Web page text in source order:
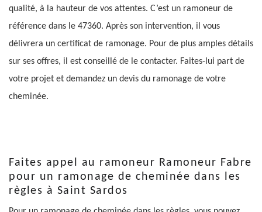
qualité, à la hauteur de vos attentes. C’est un ramoneur de
référence dans le 47360. Après son intervention, il vous
délivrera un certificat de ramonage. Pour de plus amples détails
sur ses offres, il est conseillé de le contacter. Faites-lui part de
votre projet et demandez un devis du ramonage de votre
cheminée.
Faites appel au ramoneur Ramoneur Fabre
pour un ramonage de cheminée dans les
règles à Saint Sardos